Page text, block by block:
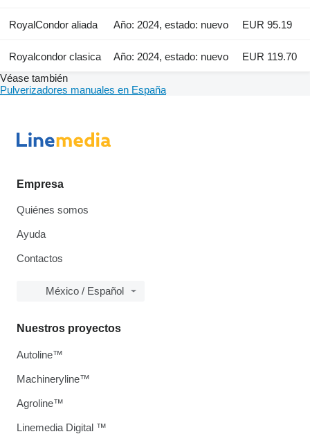
RoyalCondor aliada Año: 2024, estado: nuevo EUR 95.19
Royalcondor clasica Año: 2024, estado: nuevo
EUR 119.70
Véase también
Pulverizadores manuales en España
Empresa
Quiénes somos
Ayuda
Contactos
México / Español
Nuestros proyectos
Autoline™
Machineryline™
Agroline™
Linemedia Digital ™